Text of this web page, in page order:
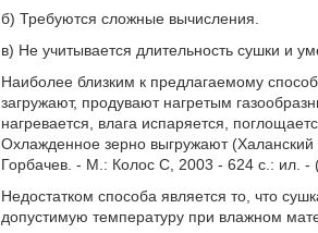
б) Требуются сложные вычисления.
в) Не учитывается длительность сушки и
Наиболее близким к предлагаемому
загружают, продувают нагретым
нагревается, влага испаряется,
Охлажденное зерно выгружают
Горбачев. - М.: Колос С, 2003 - 624 с.: ил. -
Недостатком способа является то, что
допустимую температуру при влажном